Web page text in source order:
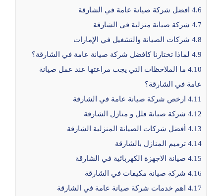
4.6 افضل شركة صيانة عامة في الشارقة
4.7 شركة صيانة منزلية في الشارقة
4.8 شركات الصيانة والتشغيل في الإمارات
4.9 لماذا تختارنا كافضل شركة صيانة عامة في الشارقة؟
4.10 ما الملاحظات التي يجب مراعتها عند عمل صيانة
عامة في الشارقة؟
4.11 ارخص شركة صيانة عامة في الشارقة
4.12 شركة صيانة فلل و منازل الشارقة
4.13 أفضل شركات الصيانة المنزلية الشارقة
4.14 ترميم المنازل بالشارقة
4.15 صيانة الاجهزة الكهربائية في الشارقة
4.16 شركة صيانة مكيفات في الشارقة
4.17 اهم خدمات شركة صيانة عامة في الشارقة